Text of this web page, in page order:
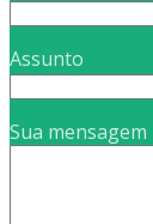
Assunto
Sua mensagem